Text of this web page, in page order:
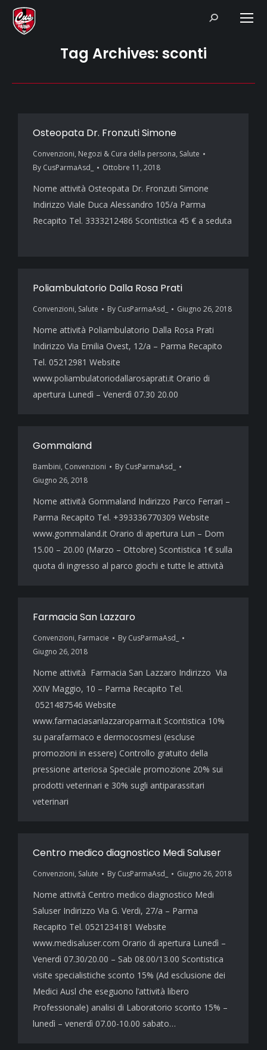
Search:
Tag Archives: sconti
Osteopata Dr. Fronzuti Simone
Convenzioni, Negozi & Cura della persona, Salute
By CusParmaAsd_ Ottobre 11, 2018
Nome attività Osteopata Dr. Fronzuti Simone
Indirizzo Viale Duca Alessandro 105/a Parma
Recapito Tel. 3333212486 Scontistica 45 € a seduta
Poliambulatorio Dalla Rosa Prati
Convenzioni, Salute By CusParmaAsd_ Giugno 26, 2018
Nome attività Poliambulatorio Dalla Rosa Prati
Indirizzo Via Emilia Ovest, 12/a – Parma Recapito
Tel. 05212981 Website
www.poliambulatoriodallarosaprati.it Orario di
apertura Lunedì – Venerdì 07.30 20.00
Gommaland
Bambini, Convenzioni By CusParmaAsd_
Giugno 26, 2018
Nome attività Gommaland Indirizzo Parco Ferrari –
Parma Recapito Tel. +393336770309 Website
www.gommaland.it Orario di apertura Lun – Dom
15.00 – 20.00 (Marzo – Ottobre) Scontistica 1€ sulla
quota di ingresso al parco giochi e tutte le attività
Farmacia San Lazzaro
Convenzioni, Farmacie By CusParmaAsd_
Giugno 26, 2018
Nome attività Farmacia San Lazzaro Indirizzo Via
XXIV Maggio, 10 – Parma Recapito Tel.
0521487546 Website
www.farmaciasanlazzaroparma.it Scontistica 10%
su parafarmaco e dermocosmesi (escluse
promozioni in essere) Controllo gratuito della
pressione arteriosa Speciale promozione 20% sui
prodotti veterinari e 30% sugli antiparassitari
veterinari
Centro medico diagnostico Medi Saluser
Convenzioni, Salute By CusParmaAsd_ Giugno 26, 2018
Nome attività Centro medico diagnostico Medi
Saluser Indirizzo Via G. Verdi, 27/a – Parma
Recapito Tel. 0521234181 Website
www.medisaluser.com Orario di apertura Lunedì –
Venerdì 07.30/20.00 – Sab 08.00/13.00 Scontistica
visite specialistiche sconto 15% (Ad esclusione dei
Medici Ausl che eseguono l’attività libero
Professionale) analisi di Laboratorio sconto 15% –
lunedì – venerdì 07.00-10.00 sabato…